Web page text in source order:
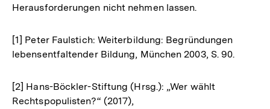
Herausforderungen nicht nehmen lassen.
[1] Peter Faulstich: Weiterbildung: Begründungen
lebensentfaltender Bildung, München 2003, S. 90.
[2] Hans-Böckler-Stiftung (Hrsg.): „Wer wählt
Rechtspopulisten?“ (2017),